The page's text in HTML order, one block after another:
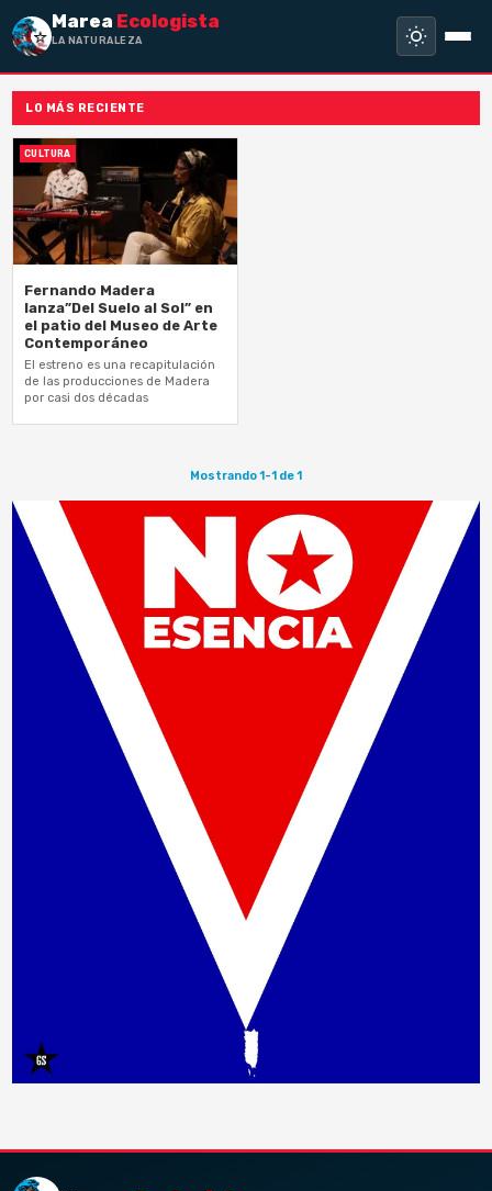
Marea Ecologista
LA NATURALEZA NO
LO MÁS RECIENTE
CULTURA
Fernando Madera
lanza”Del Suelo al Sol” en
el patio del Museo de Arte
Contemporáneo
El estreno es una recapitulación
de las producciones de Madera
por casi dos décadas
Mostrando 1-1 de 1